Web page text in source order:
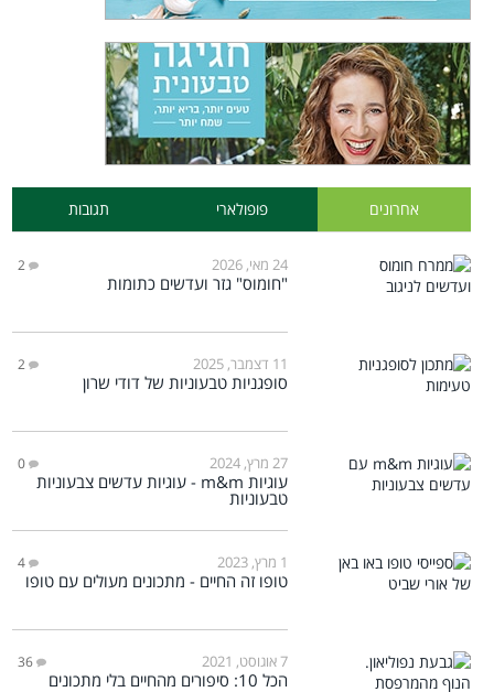
אחרונים פופולארי תגובות
24 מאי, 2026 2
"חומוס" גזר ועדשים כתומות
11 דצמבר, 2025 2
סופגניות טבעוניות של דודי שרון
27 מרץ, 2024 0
עוגיות m&m - עוגיות עדשים צבעוניות
טבעוניות
1 מרץ, 2023 4
טופו זה החיים - מתכונים מעולים עם טופו
7 אוגוסט, 2021 36
הכל 10: סיפורים מהחיים בלי מתכונים